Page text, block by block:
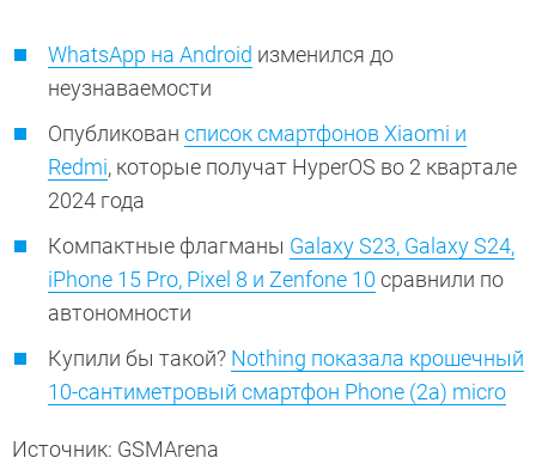
WhatsApp на Android изменился до
неузнаваемости
Опубликован список смартфонов Xiaomi и
Redmi, которые получат HyperOS во 2 квартале
2024 года
Компактные флагманы Galaxy S23, Galaxy S24,
iPhone 15 Pro, Pixel 8 и Zenfone 10 сравнили по
автономности
Купили бы такой? Nothing показала крошечный
10-сантиметровый смартфон Phone (2a) micro
Источник: GSMArena